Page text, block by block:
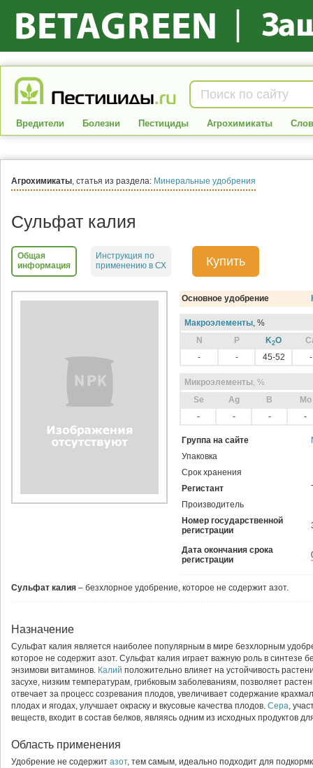
Вредители Болезни Пестициды Агрохимикаты
Агрохимикаты, статья из раздела: Минеральные удобрения
Сульфат калия
Общая
информация
Инструкция по
применению в СХ
Купить
Основное удобрение
Макроэлементы, %
N
P K2O
-
- 45-52 -
Микроэлементы, %
Sе
Ag B
Mo
-
- - -
Группа на сайте
Упаковка
Срок хранения
Регистант
Производитель
Номер государственной
регистрации
Дата окончания срока
регистрации
Сульфат калия – безхлорное удобрение, которое не содержит азот.
Назначение
Сульфат калия является наиболее популярным в мире безхлорным
которое не содержит азот. Сульфат калия играет важную роль в синтезе
энзимови витаминов. Калий положительно влияет на устойчивость
засухе, низким температурам, грибковым заболеваниям, позволяет
отвечает за процесс созревания плодов, увеличивает содержание
плодах и ягодах, улучшает окраску и вкусовые качества плодов. Сера,
веществ, входит в состав белков, являясь одним из исходных продуктов
Область применения
Удобрение не содержит азот, тем самым, идеально подходит для